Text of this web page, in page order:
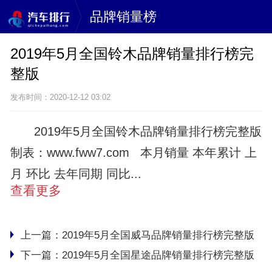
品牌销量榜
2019年5月全国铃木品牌销量排行榜完
整版
发布时间：2020-12-12 03:02
2019年5月全国铃木品牌销量排行榜完整版
制表：www.fww7.com 本月销量 本年累计 上
月 环比 去年同期 同比...
查看更多
上一篇： 2019年5月全国威马品牌销量排行榜完整版
下一篇： 2019年5月全国星途品牌销量排行榜完整版